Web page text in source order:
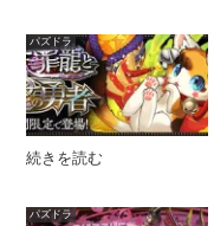
パズドラ
続きを読む
パズドラ